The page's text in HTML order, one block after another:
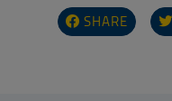
SHARE